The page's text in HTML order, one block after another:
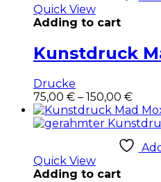
Quick View
Adding to cart
Kunstdruck
Drucke
75,00 € – 150,00 €Dieses
weist
Quick View
Adding to cart